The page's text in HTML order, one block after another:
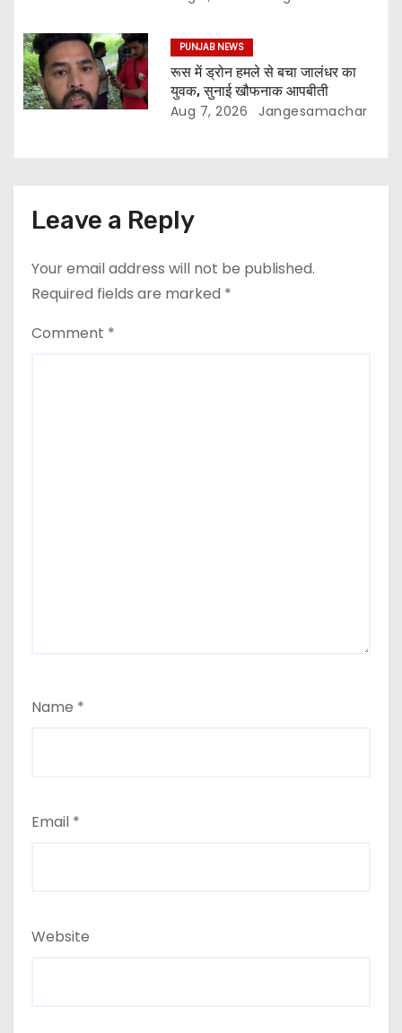
PUNJAB NEWS
रूस में ड्रोन हमले से बचा जालंधर का
युवक, सुनाई खौफनाक आपबीती
Aug 7, 2026 Jangesamachar
Leave a Reply
Your email address will not be published.
Required fields are marked *
Comment *
Name *
Email *
Website